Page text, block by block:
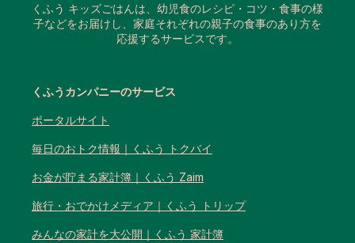
くふう キッズごはんは、幼児食のレシピ・コツ・食事の様
子などをお届けし、家庭それぞれの親子の食事のあり方を
応援するサービスです。
くふうカンパニーのサービス
ポータルサイト
毎日のおトク情報｜くふう トクバイ
お金が貯まる家計簿｜くふう Zaim
旅行・おでかけメディア｜くふう トリップ
みんなの家計を大公開｜くふう 家計簿